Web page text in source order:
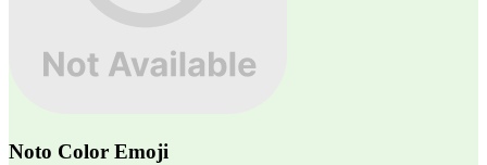
Noto Color Emoji